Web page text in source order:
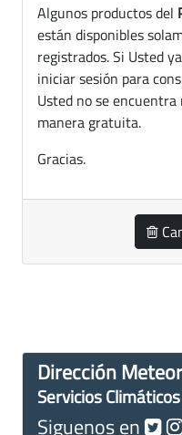
Algunos productos del
están disponibles
registrados. Si Usted
iniciar sesión para
Usted no se
manera gratuita.
Gracias.
Dirección
Servicios Climáticos
Siguenos en